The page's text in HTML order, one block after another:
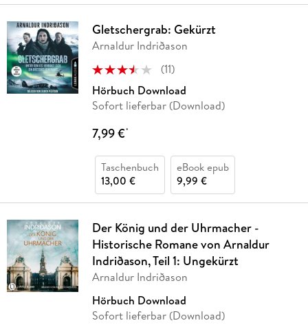
Gletschergrab: Gekürzt
Arnaldur Indriðason
(11)
Hörbuch Download
Sofort lieferbar (Download)
7,99 €*
Taschenbuch
13,00 €
eBook epub
9,99 €
Der König und der Uhrmacher -
Historische Romane von Arnaldur
Indriðason, Teil 1: Ungekürzt
Arnaldur Indriðason
Hörbuch Download
Sofort lieferbar (Download)